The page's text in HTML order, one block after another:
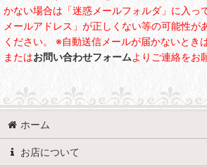
かない場合は「迷惑メールフォルダ」に入っ
メールアドレス」が正しくない等の可能性が
ください。 ※自動送信メールが届かないとき
またはお問い合わせフォームよりご連絡をお
ホーム
お店について